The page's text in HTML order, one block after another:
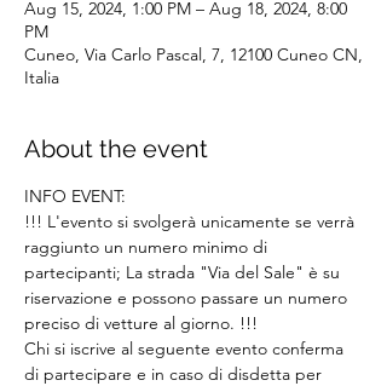
Aug 15, 2024, 1:00 PM – Aug 18, 2024, 8:00
PM
Cuneo, Via Carlo Pascal, 7, 12100 Cuneo CN,
Italia
About the event
INFO EVENT:
!!! L'evento si svolgerà unicamente se verrà
raggiunto un numero minimo di
partecipanti; La strada "Via del Sale" è su
riservazione e possono passare un numero
preciso di vetture al giorno. !!!
Chi si iscrive al seguente evento conferma
di partecipare e in caso di disdetta per